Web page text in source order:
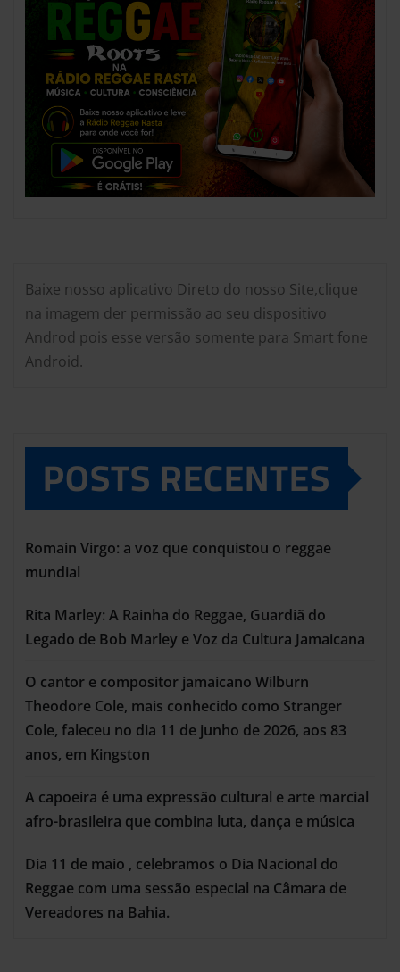
Baixe nosso aplicativo Direto do nosso Site,clique
na imagem der permissão ao seu dispositivo
Androd pois esse versão somente para Smart fone
Android.
POSTS RECENTES
Romain Virgo: a voz que conquistou o reggae
mundial
Rita Marley: A Rainha do Reggae, Guardiã do
Legado de Bob Marley e Voz da Cultura Jamaicana
O cantor e compositor jamaicano Wilburn
Theodore Cole, mais conhecido como Stranger
Cole, faleceu no dia 11 de junho de 2026, aos 83
anos, em Kingston
A capoeira é uma expressão cultural e arte marcial
afro-brasileira que combina luta, dança e música
Dia 11 de maio , celebramos o Dia Nacional do
Reggae com uma sessão especial na Câmara de
Vereadores na Bahia.